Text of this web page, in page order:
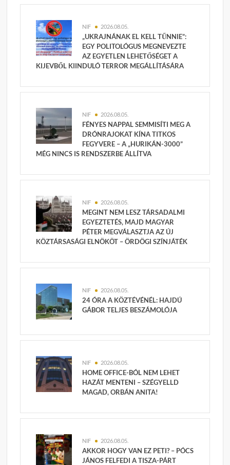
NIF 2026.08.05.
„UKRAJNÁNAK EL KELL TŰNNIE”:
EGY POLITOLÓGUS MEGNEVEZTE
AZ EGYETLEN LEHETŐSÉGET A
KIJEVBŐL KIINDULÓ TERROR MEGÁLLÍTÁSÁRA
NIF 2026.08.05.
FÉNYES NAPPAL SEMMISÍTI MEG A
DRÓNRAJOKAT KÍNA TITKOS
FEGYVERE – A „HURIKÁN-3000”
MÉG NINCS IS RENDSZERBE ÁLLÍTVA
NIF 2026.08.05.
MEGINT NEM LESZ TÁRSADALMI
EGYEZTETÉS, MAJD MAGYAR
PÉTER MEGVÁLASZTJA AZ ÚJ
KÖZTÁRSASÁGI ELNÖKÖT – ÖRDÖGI SZÍNJÁTÉK
NIF 2026.08.05.
24 ÓRA A KÖZTÉVÉNÉL: HAJDÚ
GÁBOR TELJES BESZÁMOLÓJA
NIF 2026.08.05.
HOME OFFICE-BÓL NEM LEHET
HAZÁT MENTENI – SZÉGYELLD
MAGAD, ORBÁN ANITA!
NIF 2026.08.05.
AKKOR HOGY VAN EZ PETI? – PÓCS
JÁNOS FELFEDI A TISZA-PÁRT